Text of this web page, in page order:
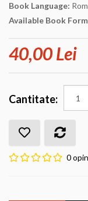
Book Language:
Available Book
40,00 Lei
Cantitate:
0